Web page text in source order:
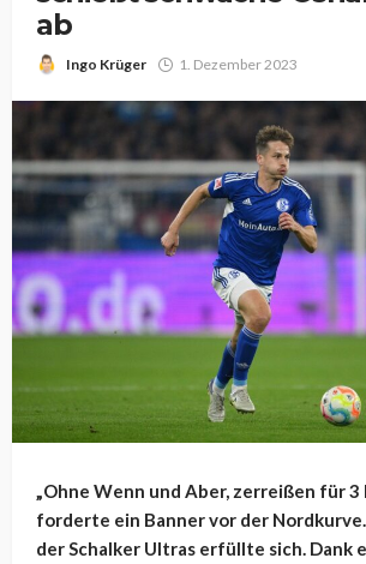
ab
Ingo Krüger 1. Dezember 2023
„Ohne Wenn und Aber, zerreißen für 3
forderte ein Banner vor der
der Schalker Ultras erfüllte sich. Dank